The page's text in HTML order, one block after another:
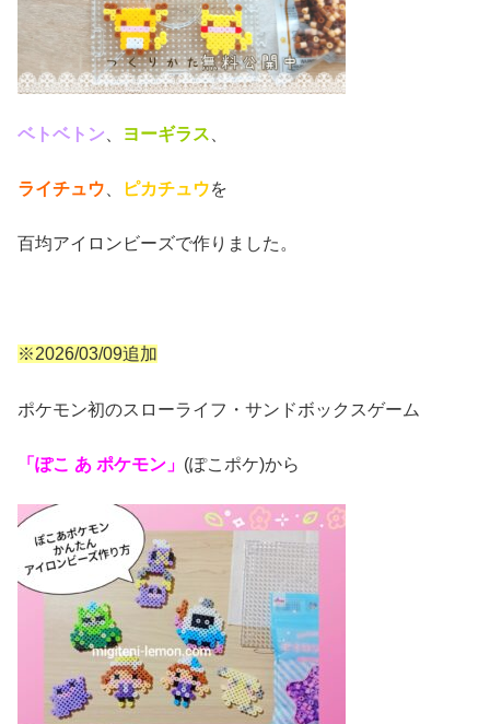
ベトベトン ヨーギラス
ライチュウ ピカチュウを
百均アイロンビーズで作りました。
※2026/03/09追加
ポケモン初のスローライフ・サンドボックスゲーム
「ぽこ あ ポケモン」 (ぽこポケ)から